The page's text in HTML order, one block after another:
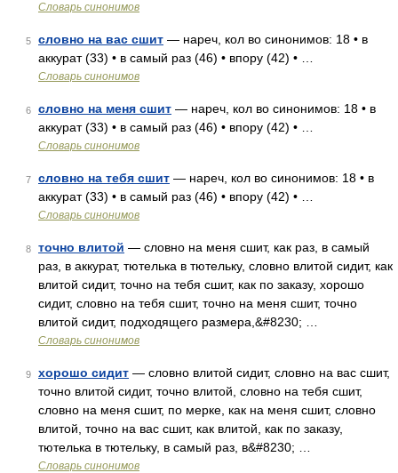
Словарь синонимов
5 словно на вас сшит — нареч, кол во синонимов: 18 • в
аккурат (33) • в самый раз (46) • впору (42) • …
Словарь синонимов
6 словно на меня сшит — нареч, кол во синонимов: 18 • в
аккурат (33) • в самый раз (46) • впору (42) • …
Словарь синонимов
7 словно на тебя сшит — нареч, кол во синонимов: 18 • в
аккурат (33) • в самый раз (46) • впору (42) • …
Словарь синонимов
8 точно влитой — словно на меня сшит, как раз, в самый
раз, в аккурат, тютелька в тютельку, словно влитой сидит, как
влитой сидит, точно на тебя сшит, как по заказу, хорошо
сидит, словно на тебя сшит, точно на меня сшит, точно
влитой сидит, подходящего размера,&#8230; …
Словарь синонимов
9 хорошо сидит — словно влитой сидит, словно на вас сшит,
точно влитой сидит, точно влитой, словно на тебя сшит,
словно на меня сшит, по мерке, как на меня сшит, словно
влитой, точно на вас сшит, как влитой, как по заказу,
тютелька в тютельку, в самый раз, в&#8230; …
Словарь синонимов